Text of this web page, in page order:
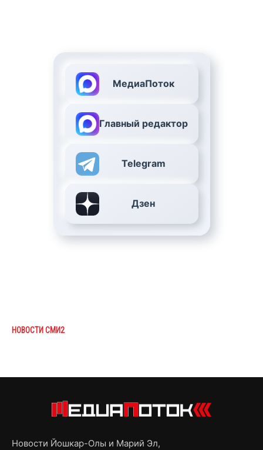
МедиаПоток
Главный редактор
Telegram
Дзен
НОВОСТИ СМИ2
Новости Йошкар-Олы и Марий Эл,